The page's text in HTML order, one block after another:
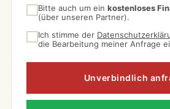
Bitte auch um ein kostenloses
(über unseren Partner).
Ich stimme der
die Bearbeitung meiner Anfrage
Unverbindlich